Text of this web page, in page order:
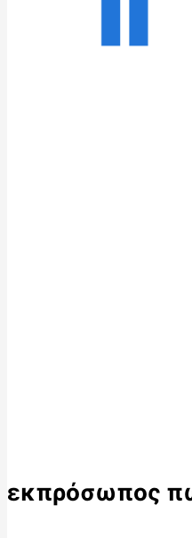
εκπρόσωπος